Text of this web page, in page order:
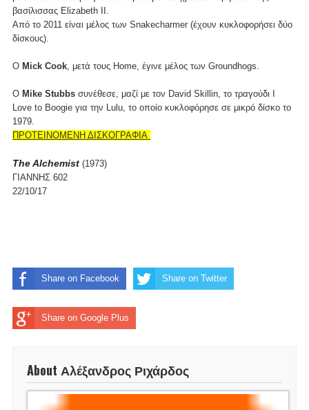
βασίλισσας Elizabeth II.
Από το 2011 είναι μέλος των Snakecharmer (έχουν κυκλοφορήσει δύο
δίσκους).
Ο Mick Cook, μετά τους Home, έγινε μέλος των Groundhogs.
Ο Mike Stubbs συνέθεσε, μαζί με τον David Skillin, το τραγούδι I
Love to Boogie για την Lulu, το οποίο κυκλοφόρησε σε μικρό δίσκο το
1979.
ΠΡΟΤΕΙΝΟΜΕΝΗ ΔΙΣΚΟΓΡΑΦΙΑ
The Alchemist (1973)
ΓΙΑΝΝΗΣ 602
22/10/17
Share on Facebook Share on Twitter
Share on Google Plus
About Αλέξανδρος Ριχάρδος